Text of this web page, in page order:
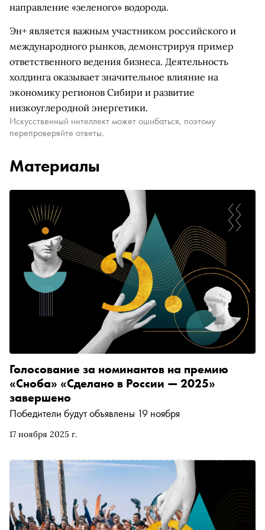
направление «зеленого» водорода.
Эн+ является важным участником российского и
международного рынков, демонстрируя пример
ответственного ведения бизнеса. Деятельность
холдинга оказывает значительное влияние на
экономику регионов Сибири и развитие
низкоуглеродной энергетики.
Искусственный интеллект может ошибаться, поэтому
перепроверяйте ответы.
Материалы
17 ноября 2025 г.
Голосование за номинантов на премию
«Сноба» «Сделано в России — 2025»
завершено
Победители будут объявлены 19 ноября